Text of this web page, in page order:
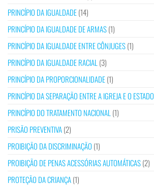
PRINCÍPIO DA IGUALDADE(14)
PRINCÍPIO DA IGUALDADE DE ARMAS(1)
PRINCÍPIO DA IGUALDADE ENTRE CÔNJUGES(1)
PRINCÍPIO DA IGUALDADE RACIAL (3)
PRINCÍPIO DA PROPORCIONALIDADE(1)
PRINCÍPIO DA SEPARAÇÃO ENTRE A IGREJA E O ESTADO
PRINCÍPIO DO TRATAMENTO NACIONAL (1)
PRISÃO PREVENTIVA(2)
PROIBIÇÃO DA DISCRIMINAÇÃO (1)
PROIBIÇÃO DE PENAS ACESSÓRIAS AUTOMÁTICAS(2)
PROTEÇÃO DA CRIANÇA(1)